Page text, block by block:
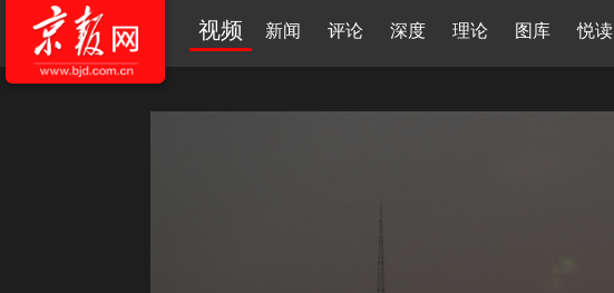
视频 新闻 评论 深度 理论 图库 悦读